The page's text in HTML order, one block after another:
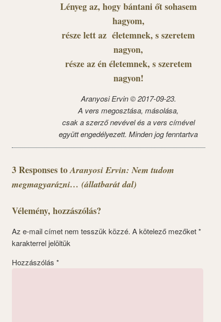
Lényeg az, hogy bántani őt sohasem
hagyom,
része lett az életemnek, s szeretem
nagyon,
része az én életemnek, s szeretem
nagyon!
Aranyosi Ervin © 2017-09-23.
A vers megosztása, másolása,
csak a szerző nevével és a vers címével
együtt engedélyezett. Minden jog fenntartva
3 Responses toAranyosi Ervin: Nem tudom
megmagyarázni… (állatbarát dal)
Vélemény, hozzászólás?
Az e-mail címet nem tesszük közzé. A kötelező mezőket*
karakterrel jelöltük
Hozzászólás *